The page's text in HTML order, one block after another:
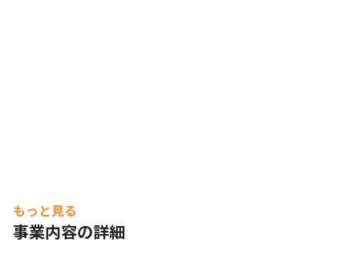
もっと見る
事業内容の詳細